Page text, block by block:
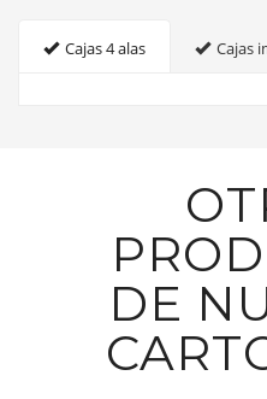
Cajas 4 alas Cajas
DE